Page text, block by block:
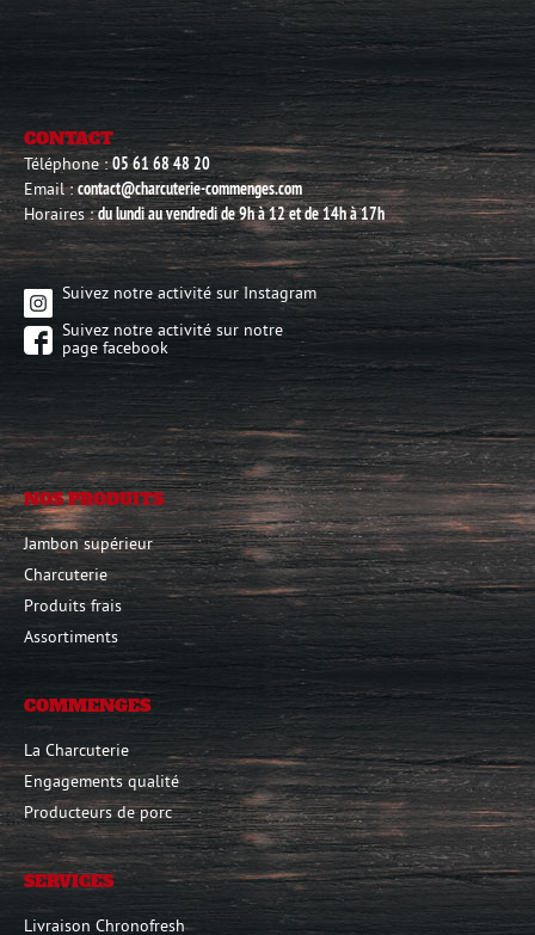
NOS PRODUITS
Jambon supérieur
Charcuterie
Produits frais
Assortiments
COMMENGES
La Charcuterie
Engagements qualité
Producteurs de porc
SERVICES
Livraison Chronofresh
CONTACT
Téléphone :05 61 68 48 20
Email :contact@charcuterie-commenges.com
Horaires :du lundi au vendredi de 9h à 12 et de 14h à 17h
Suivez notre activité sur Instagram
Suivez notre activité sur notre
page facebook